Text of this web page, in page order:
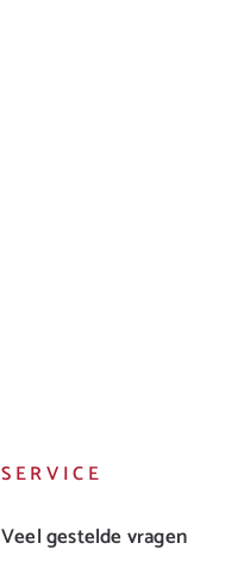
SERVICE
Veel gestelde vragen